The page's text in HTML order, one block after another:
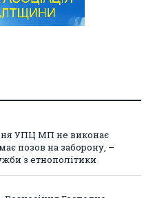
УПЦ МП не виконає
позов на заборону, –
з етнополітики